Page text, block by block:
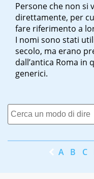
Persone che non si
direttamente, per
fare riferimento a
I nomi sono stati
secolo, ma erano
dall’antica Roma
generici.
A B C